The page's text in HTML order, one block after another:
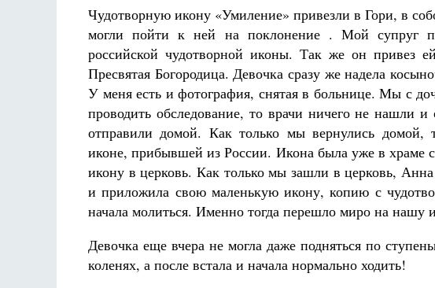
Чудотворную икону «Умиление» привезли в Гори, в
могли пойти к ней на поклонение . Мой супруг
российской чудотворной иконы. Так же он привез
Пресвятая Богородица. Девочка сразу же надела
У меня есть и фотография, снятая в больнице. Мы с
проводить обследование, то врачи ничего не нашли
отправили домой. Как только мы вернулись домой,
иконе, прибывшей из России. Икона была уже в храме
икону в церковь. Как только мы зашли в церковь,
и приложила свою маленькую икону, копию с
начала молиться. Именно тогда перешло миро на нашу
Девочка еще вчера не могла даже подняться по
коленях, а после встала и начала нормально ходить!